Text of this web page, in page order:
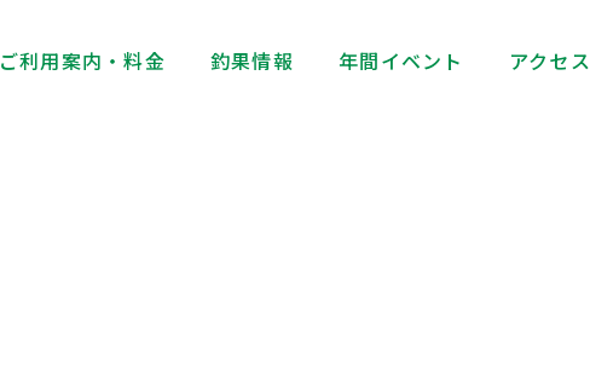
ご利用案内・料金 釣果情報 年間イベント アクセス